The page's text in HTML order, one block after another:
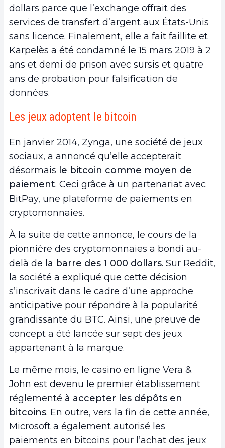
dollars parce que l’exchange offrait des
services de transfert d’argent aux États-Unis
sans licence. Finalement, elle a fait faillite et
Karpelès a été condamné le 15 mars 2019 à 2
ans et demi de prison avec sursis et quatre
ans de probation pour falsification de
données.
Les jeux adoptent le bitcoin
En janvier 2014, Zynga, une société de jeux
sociaux, a annoncé qu’elle accepterait
désormais le bitcoin comme moyen de
paiement. Ceci grâce à un partenariat avec
BitPay, une plateforme de paiements en
cryptomonnaies.
À la suite de cette annonce, le cours de la
pionnière des cryptomonnaies a bondi au-
delà de la barre des 1 000 dollars. Sur Reddit,
la société a expliqué que cette décision
s’inscrivait dans le cadre d’une approche
anticipative pour répondre à la popularité
grandissante du BTC. Ainsi, une preuve de
concept a été lancée sur sept des jeux
appartenant à la marque.
Le même mois, le casino en ligne Vera &
John est devenu le premier établissement
réglementé à accepter les dépôts en
bitcoins. En outre, vers la fin de cette année,
Microsoft a également autorisé les
paiements en bitcoins pour l’achat des jeux